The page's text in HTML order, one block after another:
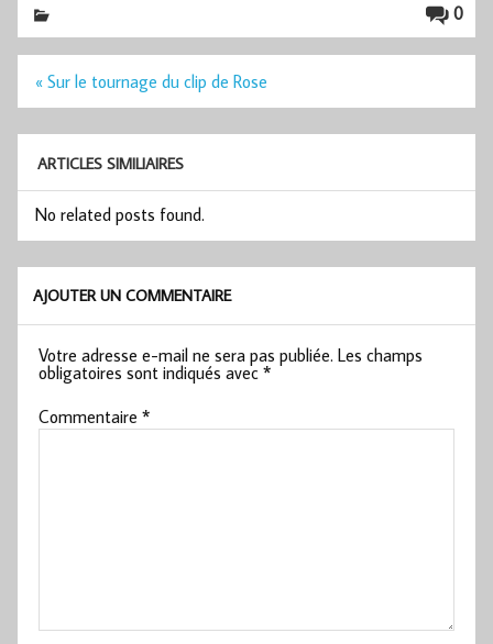
0
Navigation
« Sur le tournage du clip de Rose
ARTICLES SIMILIAIRES
No related posts found.
AJOUTER UN COMMENTAIRE
Votre adresse e-mail ne sera pas publiée. Les champs
obligatoires sont indiqués avec*
Commentaire*